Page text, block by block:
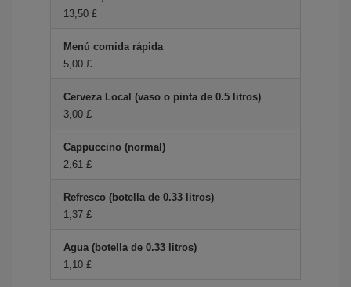
13,50 £
Menú comida rápida
5,00 £
Cerveza Local (vaso o pinta de 0.5 litros)
3,00 £
Cappuccino (normal)
2,61 £
Refresco (botella de 0.33 litros)
1,37 £
Agua (botella de 0.33 litros)
1,10 £